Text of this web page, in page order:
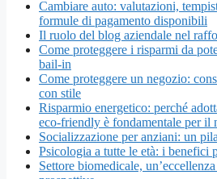
Cambiare auto: valutazioni,
formule di pagamento disponibili
Il ruolo del blog aziendale nel
Come proteggere i risparmi da
bail-in
Come proteggere un negozio:
con stile
Risparmio energetico: perché
eco-friendly è fondamentale per il
Socializzazione per anziani: un
Psicologia a tutte le età: i benefici
Settore biomedicale,